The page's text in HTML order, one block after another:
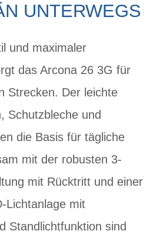
UNTERWEGS
und maximaler
das Arcona 26 3G für
Strecken. Der leichte
Schutzbleche und
die Basis für tägliche
mit der robusten 3-
mit Rücktritt und einer
Lichtanlage mit
Standlichtfunktion sind